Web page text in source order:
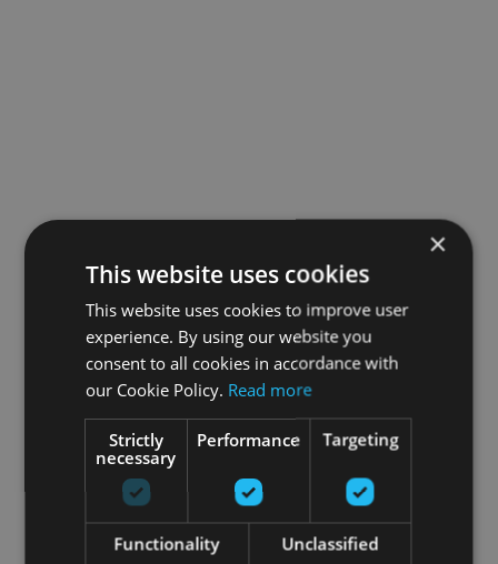
×
This website uses cookies
This website uses cookies to improve user
experience. By using our website you
consent to all cookies in accordance with
our Cookie Policy. Read more
Strictly
necessary
Performance Targeting
Functionality Unclassified